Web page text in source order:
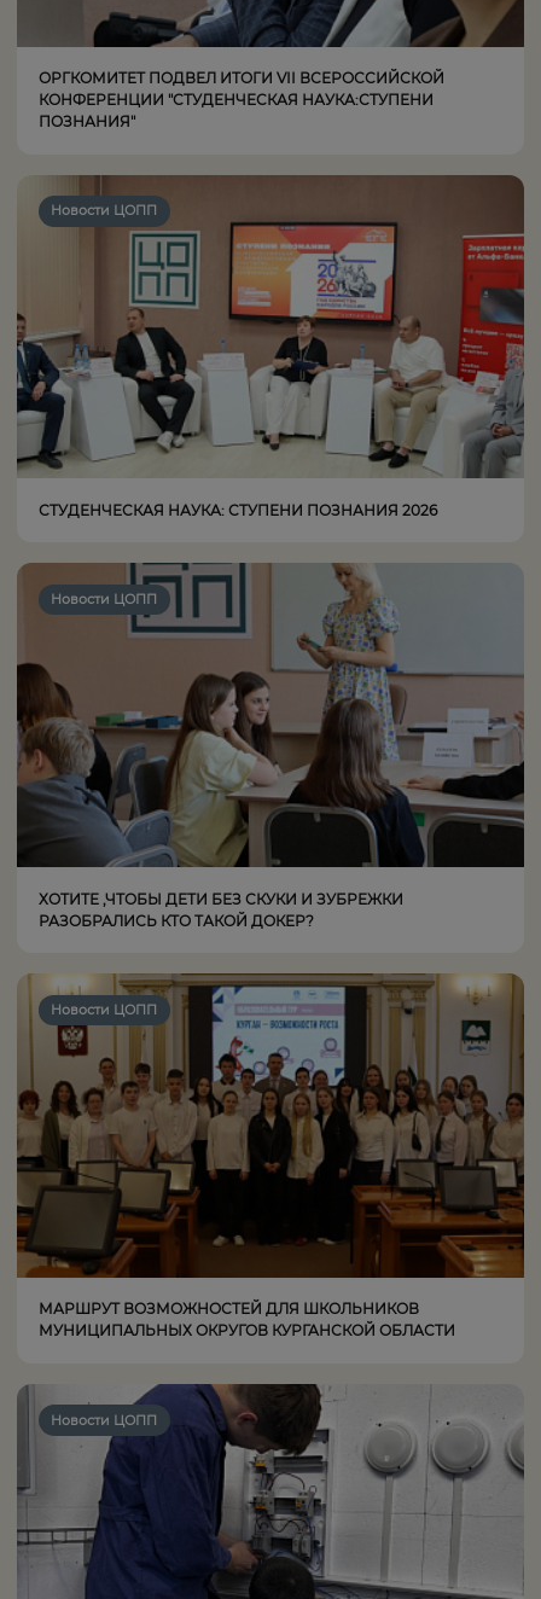
ОРГКОМИТЕТ ПОДВЕЛ ИТОГИ VII ВСЕРОССИЙСКОЙ
КОНФЕРЕНЦИИ "СТУДЕНЧЕСКАЯ НАУКА:СТУПЕНИ
ПОЗНАНИЯ"
Новости ЦОПП
СТУДЕНЧЕСКАЯ НАУКА: СТУПЕНИ ПОЗНАНИЯ 2026
Новости ЦОПП
ХОТИТЕ ,ЧТОБЫ ДЕТИ БЕЗ СКУКИ И ЗУБРЕЖКИ
РАЗОБРАЛИСЬ КТО ТАКОЙ ДОКЕР?
Новости ЦОПП
МАРШРУТ ВОЗМОЖНОСТЕЙ ДЛЯ ШКОЛЬНИКОВ
МУНИЦИПАЛЬНЫХ ОКРУГОВ КУРГАНСКОЙ ОБЛАСТИ
Новости ЦОПП